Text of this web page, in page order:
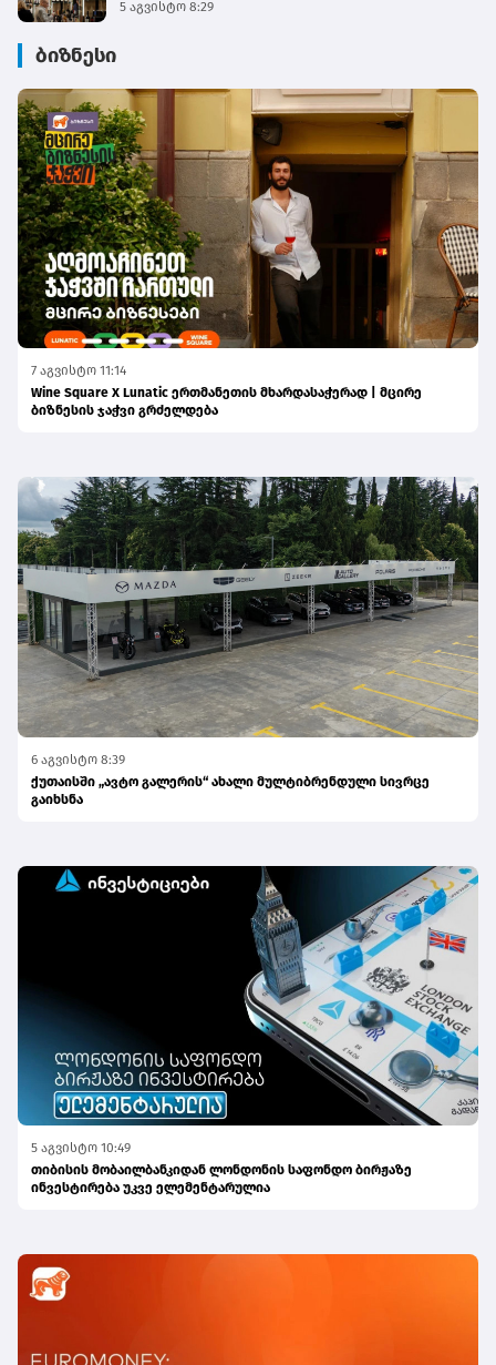
წარმოდგენილი
5 აგვისტო 8:29
ბიზნესი
7 აგვისტო 11:14
Wine Square X Lunatic ერთმანეთის მხარდასაჭერად | მცირე
ბიზნესის ჯაჭვი გრძელდება
6 აგვისტო 8:39
ქუთაისში „ავტო გალერის“ ახალი მულტიბრენდული სივრცე
გაიხსნა
5 აგვისტო 10:49
თიბისის მობაილბანკიდან ლონდონის საფონდო ბირჟაზე
ინვესტირება უკვე ელემენტარულია